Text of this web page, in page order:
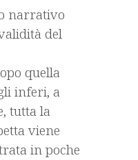
narrativo
del
quella
inferi, a
tutta la
viene
in poche